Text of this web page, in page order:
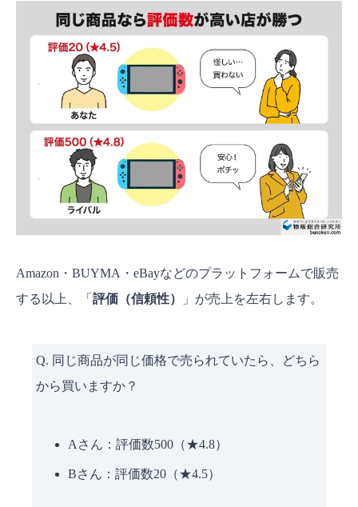
Amazon・BUYMA・eBayなどのプラットフォームで販売
する以上、「 評価（信頼性） 」が売上を左右します。
Q. 同じ商品が同じ価格で売られていたら、どちら
から買いますか？
Aさん：評価数500（★4.8）
Bさん：評価数20（★4.5）